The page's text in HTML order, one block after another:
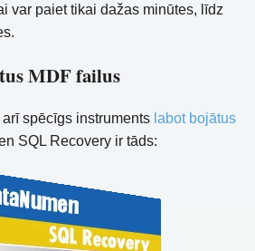
var paiet tikai dažas minūtes, līdz
MDF failus
spēcīgs instruments labot bojātus
SQL Recovery ir tāds: